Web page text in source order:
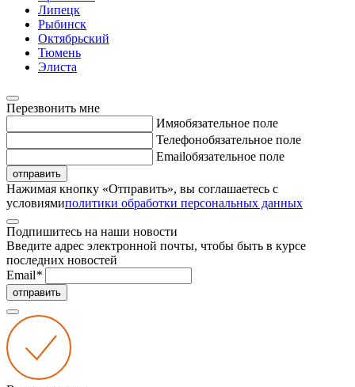
Липецк
Рыбинск
Октябрьский
Тюмень
Элиста
Перезвонить мне
Имяобязательное поле
Телефонобязательное поле
Emailобязательное поле
отправить
Нажимая кнопку «Отправить», вы соглашаетесь с
условиямиполитики обработки персональных данных
Подпишитесь на наши новости
Введите адрес электронной почты, чтобы быть в курсе
последних новостей
Email*
отправить